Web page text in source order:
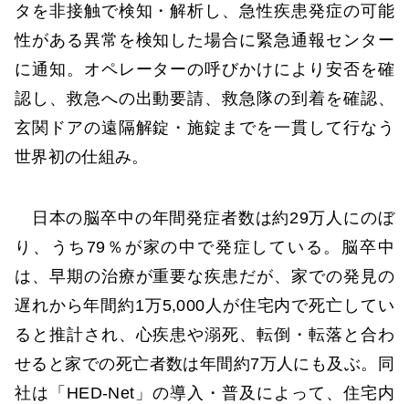
タを非接触で検知・解析し、急性疾患発症の可能
性がある異常を検知した場合に緊急通報センター
に通知。オペレーターの呼びかけにより安否を確
認し、救急への出動要請、救急隊の到着を確認、
玄関ドアの遠隔解錠・施錠までを一貫して行なう
世界初の仕組み。
日本の脳卒中の年間発症者数は約29万人にのぼ
り、うち79％が家の中で発症している。脳卒中
は、早期の治療が重要な疾患だが、家での発見の
遅れから年間約1万5,000人が住宅内で死亡してい
ると推計され、心疾患や溺死、転倒・転落と合わ
せると家での死亡者数は年間約7万人にも及ぶ。同
社は「HED-Net」の導入・普及によって、住宅内